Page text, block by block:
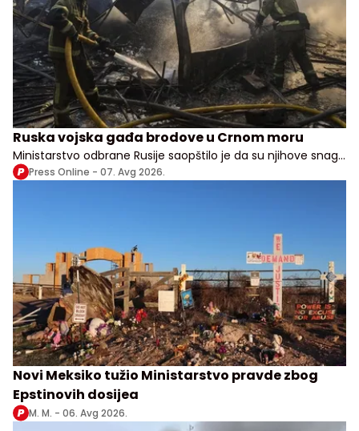
Ruska vojska gađa brodove u Crnom moru
Ministarstvo odbrane Rusije saopštilo je da su njihove snage
izvele udare na vojne, transportne i logističke objekte u više
Press Online - 07. Avg 2026.
Novi Meksiko tužio Ministarstvo pravde zbog
Epstinovih dosijea
M. M. - 06. Avg 2026.